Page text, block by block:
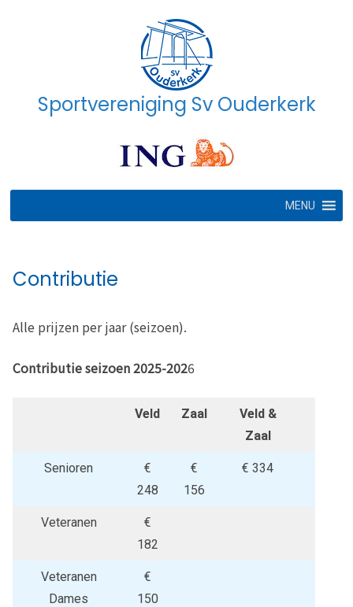
Sportvereniging Sv Ouderkerk
MENU
Contributie
Alle prijzen per jaar (seizoen).
Contributie seizoen 2025-2026
Veld Zaal
Veld &
Zaal
Senioren
€
248
€
156
€ 334
Veteranen
€
182
Veteranen
Dames
€
150